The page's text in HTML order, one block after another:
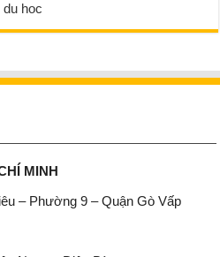
MINH
– Phường 9 – Quận Gò Vấp